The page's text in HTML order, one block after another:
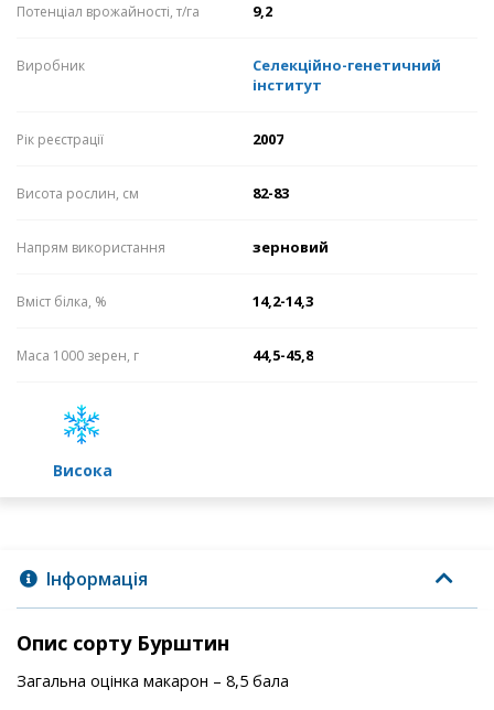
Потенціал врожайності, т/га 9,2
Виробник
Селекційно-генетичний
інститут
Рік реєстрації 2007
Висота рослин, см 82-83
Напрям використання зерновий
Вміст білка, % 14,2-14,3
Маса 1000 зерен, г 44,5-45,8
високa
Інформація
Опис сорту Бурштин
Загальна оцінка макарон – 8,5 бала